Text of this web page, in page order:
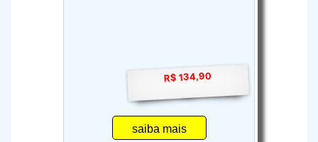
R$ 134,90
saiba mais